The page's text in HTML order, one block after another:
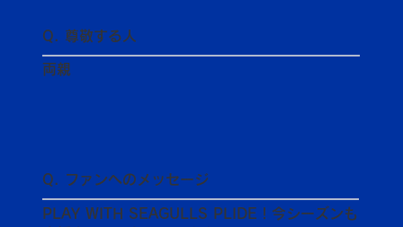
Q. 尊敬する人
両親
Q. ファンへのメッセージ
PLAY WITH SEAGULLS PLIDE！今シーズンも